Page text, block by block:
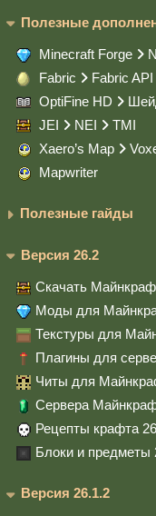
Полезные
Minecraft Forge
Fabric
Fabric API
OptiFine HD
JEI
NEI
TMI
Xaero’s Map
Mapwriter
Полезные гайды
Версия 26.2
Скачать
Моды для
Текстуры для
Плагины для
Читы для
Сервера
Рецепты крафта
Блоки и предметы
Версия 26.1.2